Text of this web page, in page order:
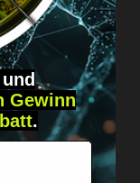
us!
&
Gewinn
.